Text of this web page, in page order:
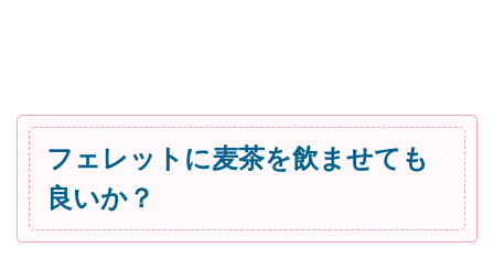
フェレットに麦茶を飲ませても
良いか？